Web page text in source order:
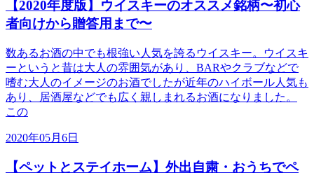
【2020年度版】ウイスキーのオススメ銘柄〜初心
者向けから贈答用まで〜
数あるお酒の中でも根強い人気を誇るウイスキー。ウイスキ
ーというと昔は大人の雰囲気があり、BARやクラブなどで
嗜む大人のイメージのお酒でしたが近年のハイボール人気も
あり、居酒屋などでも広く親しまれるお酒になりました。
この
2020年05月6日
【ペットとステイホーム】外出自粛・おうちでペ